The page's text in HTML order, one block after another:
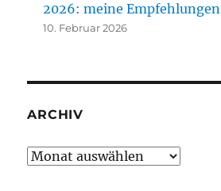
2026: meine Empfehlungen
10. Februar 2026
ARCHIV
Archiv